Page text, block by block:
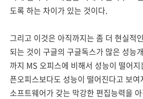
도록 하는 차이가 있는 것이다.
그리고 이것은 아직까지는 좀 더 현실적
되는 것이 구글의 구글독스가 많은 성능
까지 MS 오피스에 비해서 성능이 떨어
픈오피스보다도 성능이 떨어진다고 보여
소프트웨어가 갖는 막강한 편집능력을